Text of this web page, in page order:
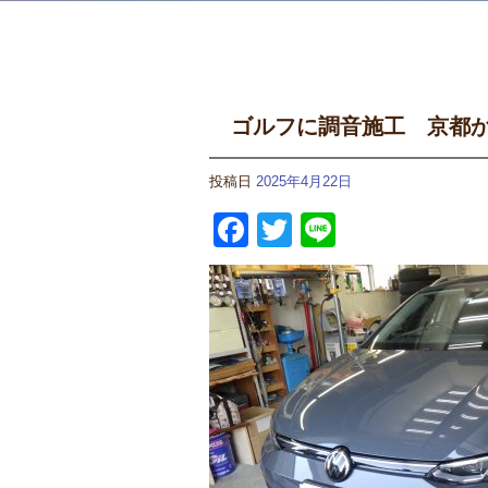
ゴルフに調音施工 京都
投稿日 2025年4月22日
Facebook
Twitter